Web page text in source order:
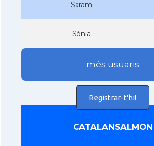
Saram
Sònia
més usuaris
Registrar-t'hi!
CATALANSALMON